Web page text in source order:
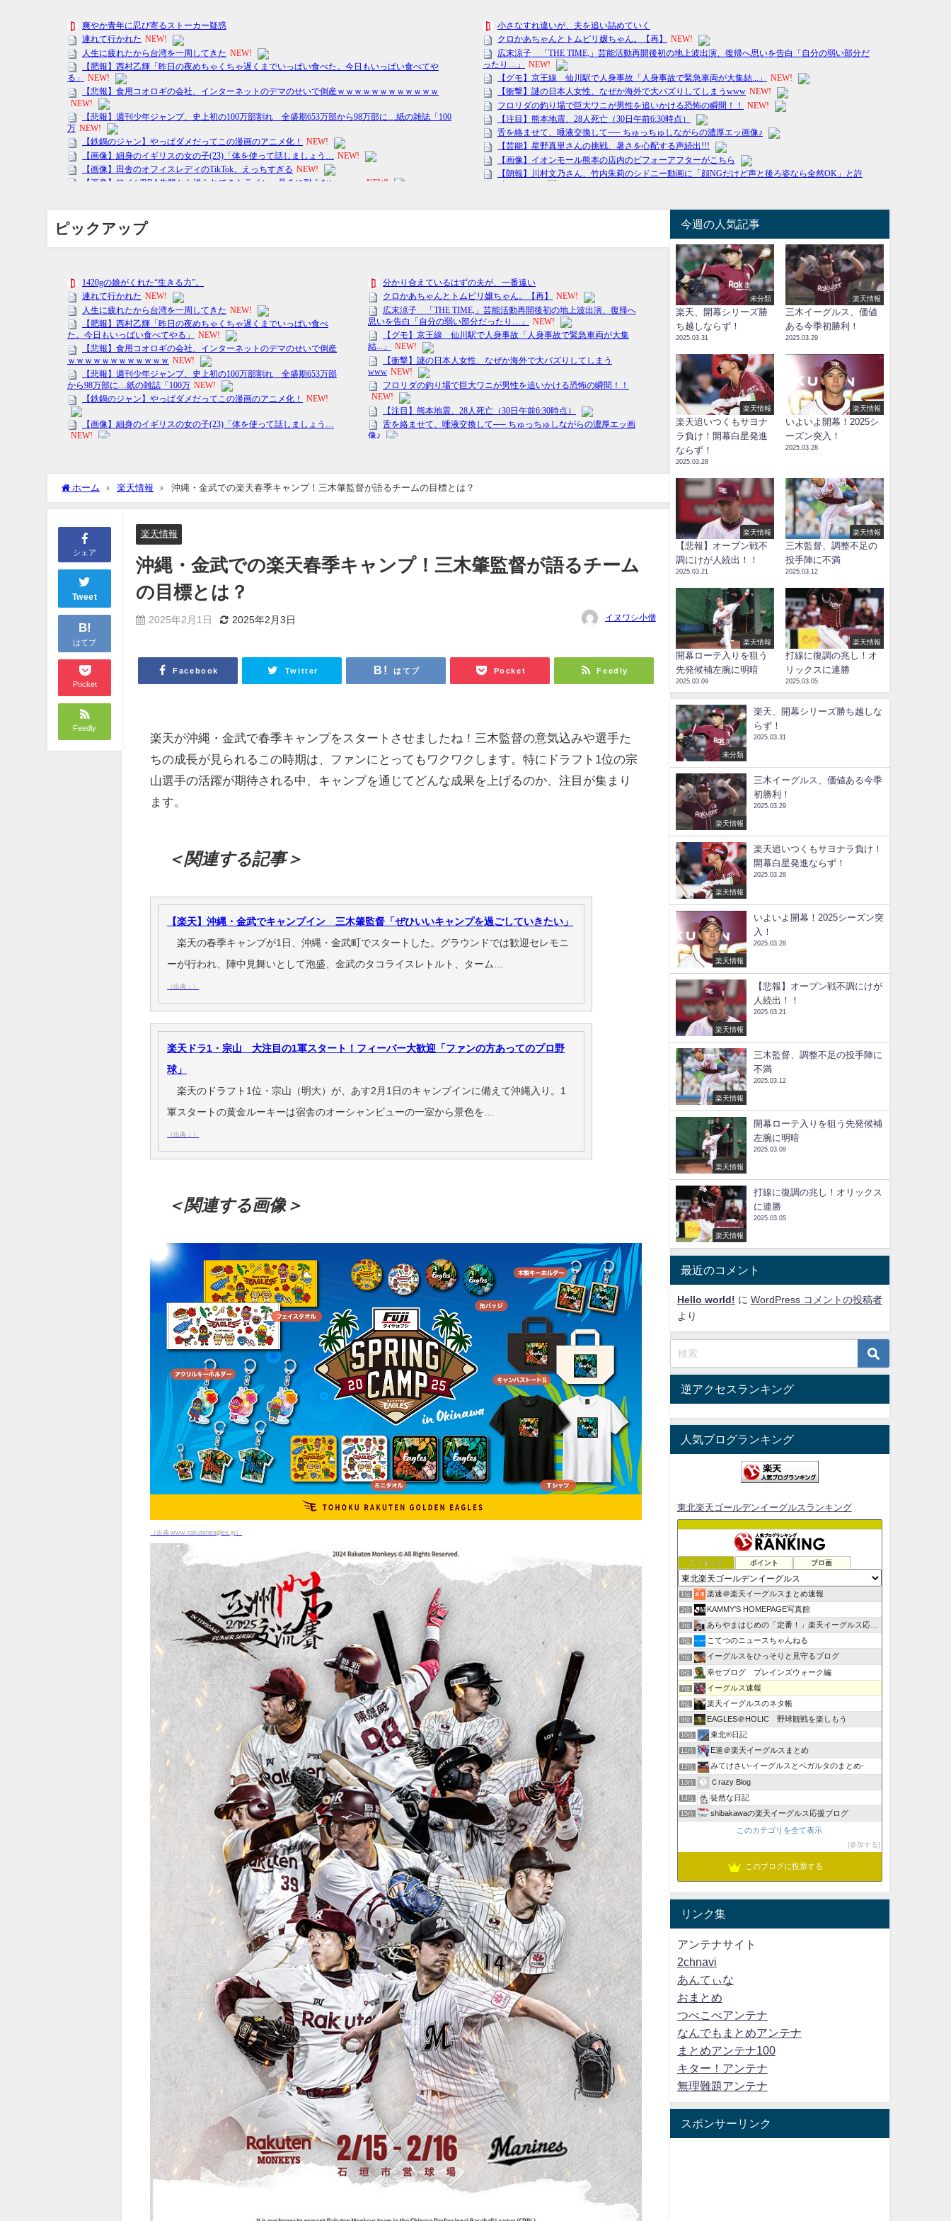
ピックアップ
ホーム 楽天情報 沖縄・金武での楽天春季キャンプ！三木肇監督が語るチームの目標とは？
シェア
Tweet
B!
はてブ
Pocket
Feedly
楽天情報
沖縄・金武での楽天春季キャンプ！三木肇監督が語るチーム
の目標とは？
2025年2月1日 2025年2月3日 イヌワシ小僧
Facebook Twitter はてブ Pocket Feedly
楽天が沖縄・金武で春季キャンプをスタートさせましたね！三木監督の意気込みや選手た
ちの成長が見られるこの時期は、ファンにとってもワクワクします。特にドラフト1位の宗
山選手の活躍が期待される中、キャンプを通じてどんな成果を上げるのか、注目が集まり
ます。
＜関連する記事＞
【楽天】沖縄・金武でキャンプイン 三木肇監督「ぜひいいキャンプを過ごしていきたい」
楽天の春季キャンプが1日、沖縄・金武町でスタートした。グラウンドでは歓迎セレモニ
ーが行われ、陣中見舞いとして泡盛、金武のタコライスレトルト、ターム…
（出典：）
楽天ドラ1・宗山 大注目の1軍スタート！フィーバー大歓迎「ファンの方あってのプロ野
球」
楽天のドラフト1位・宗山（明大）が、あす2月1日のキャンプインに備えて沖縄入り。1
軍スタートの黄金ルーキーは宿舎のオーシャンビューの一室から景色を…
（出典：）
＜関連する画像＞
（出典 www.rakuteneagles.jp）
今週の人気記事
未分類
楽天、開幕シリーズ勝
ち越しならず！
2025.03.31
楽天情報
三木イーグルス、価値
ある今季初勝利！
2025.03.29
楽天情報
楽天追いつくもサヨナ
ラ負け！開幕白星発進
ならず！
2025.03.28
楽天情報
いよいよ開幕！2025シ
ーズン突入！
2025.03.28
楽天情報
【悲報】オープン戦不
調にけが人続出！！
2025.03.21
楽天情報
三木監督、調整不足の
投手陣に不満
2025.03.12
楽天情報
開幕ローテ入りを狙う
先発候補左腕に明暗
2025.03.09
楽天情報
打線に復調の兆し！オ
リックスに連勝
2025.03.05
未分類
楽天、開幕シリーズ勝ち越しな
らず！
2025.03.31
楽天情報
三木イーグルス、価値ある今季
初勝利！
2025.03.29
楽天情報
楽天追いつくもサヨナラ負け！
開幕白星発進ならず！
2025.03.28
楽天情報
いよいよ開幕！2025シーズン突
入！
2025.03.28
楽天情報
【悲報】オープン戦不調にけが
人続出！！
2025.03.21
楽天情報
三木監督、調整不足の投手陣に
不満
2025.03.12
楽天情報
開幕ローテ入りを狙う先発候補
左腕に明暗
2025.03.09
楽天情報
打線に復調の兆し！オリックス
に連勝
2025.03.05
最近のコメント
Hello world! に WordPress コメントの投稿者
より
逆アクセスランキング
人気ブログランキング
東北楽天ゴールデンイーグルスランキング
ランキング ポイント ブロ画
1位 楽速＠楽天イーグルスまとめ速報
2位 KAMMY'S HOMEPAGE写真館
3位 あらやまはじめの「定番！」楽天イーグルス応援ブログ
4位 こてつのニュースちゃんねる
5位 イーグルスをひっそりと見守るブログ
6位 幸せブログ プレインズウォーク編
7位 イーグルス速報
8位 楽天イーグルスのネタ帳
9位 EAGLES＠HOLIC 野球観戦を楽しもう
10位 東北®日記
11位 E速＠楽天イーグルスまとめ
12位 みてけさい-イーグルスとベガルタのまとめ-
13位 Ｃrazy Blog
14位 徒然な日記
15位 shibakawaの楽天イーグルス応援ブログ
このカテゴリを全て表示
参加する
このブログに投票する
リンク集
アンテナサイト
2chnavi
あんてぃな
おまとめ
つべこべアンテナ
なんでもまとめアンテナ
まとめアンテナ100
キター！アンテナ
無理難題アンテナ
スポンサーリンク